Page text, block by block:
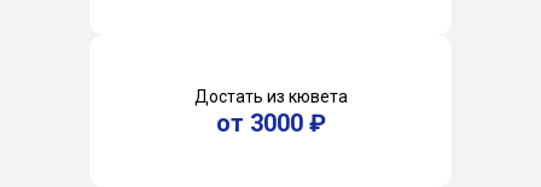
Достать из кювета
от 3000 ₽